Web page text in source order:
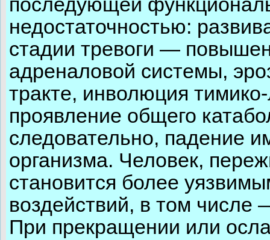
недостаточностью:
стадии тревоги —
адреналовой системы,
тракте, инволюция
проявление общего
следовательно, падение
организма. Человек,
становится более
воздействий, в том числе
При прекращении или